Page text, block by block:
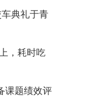
典礼于青
，耗时吃
课题绩效评